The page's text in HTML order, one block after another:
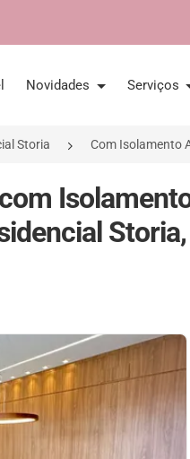
Novidades Serviços
Storia Com Isolamento